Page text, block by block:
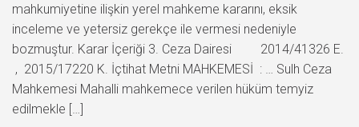
mahkumiyetine ilişkin yerel mahkeme kararını, eksik
inceleme ve yetersiz gerekçe ile vermesi nedeniyle
bozmuştur. Karar İçeriği 3. Ceza Dairesi 2014/41326 E.
, 2015/17220 K. İçtihat Metni MAHKEMESİ : … Sulh Ceza
Mahkemesi Mahalli mahkemece verilen hüküm temyiz
edilmekle […]